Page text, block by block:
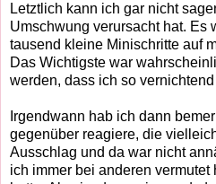
Letztlich kann ich gar nicht
Umschwung verursacht hat. Es
tausend kleine Minischritte auf
Das Wichtigste war
werden, dass ich so
Irgendwann hab ich dann
gegenüber reagiere, die
Ausschlag und da war nicht
ich immer bei anderen